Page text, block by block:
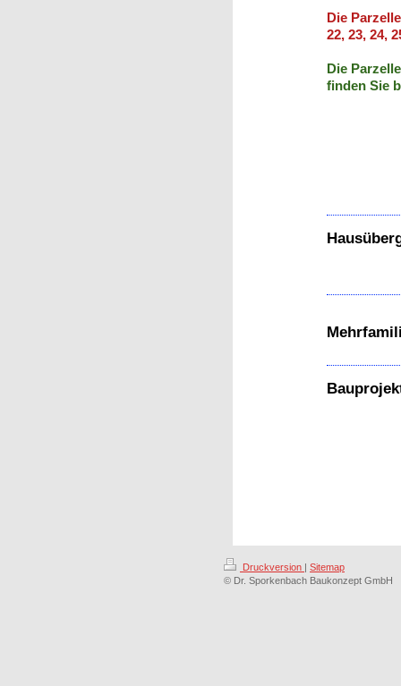
Die
22, 23, 24,
Die
finden Sie
Druckversion | Sitemap
© Dr. Sporkenbach Baukonzept GmbH